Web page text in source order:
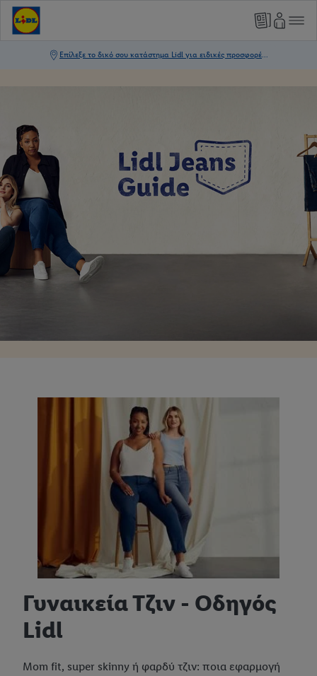
Γυναικεία Τζιν - Οδηγός
Lidl
Mom fit, super skinny ή φαρδύ τζιν: ποια εφαρμογή